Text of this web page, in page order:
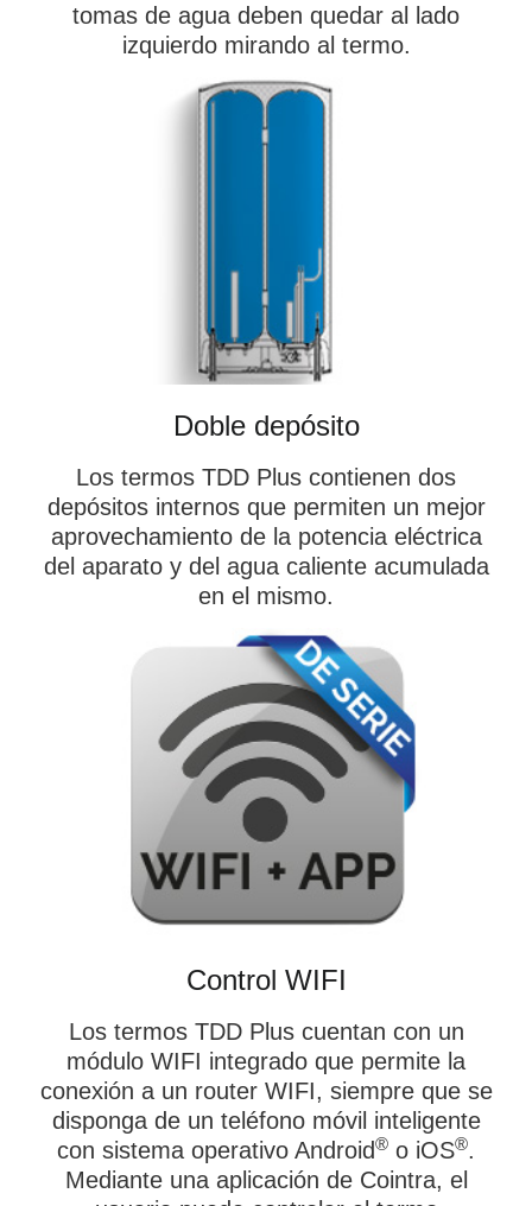
tomas de agua deben quedar al lado
izquierdo mirando al termo.
Doble depósito
Los termos TDD Plus contienen dos
depósitos internos que permiten un mejor
aprovechamiento de la potencia eléctrica
del aparato y del agua caliente acumulada
en el mismo.
Control WIFI
Los termos TDD Plus cuentan con un
módulo WIFI integrado que permite la
conexión a un router WIFI, siempre que se
disponga de un teléfono móvil inteligente
con sistema operativo Android® o iOS®.
Mediante una aplicación de Cointra, el